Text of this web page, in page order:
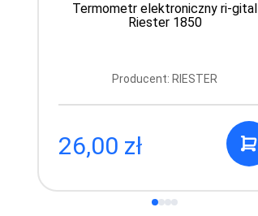
Termometr elektroniczny ri-gital
Riester 1850
Producent: RIESTER
26,00 zł